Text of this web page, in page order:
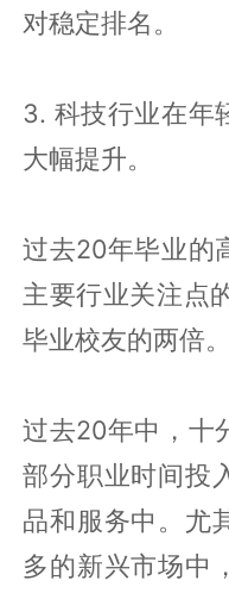
对稳定排名。
3. 科技行业在年
大幅提升。
过去20年毕业的
主要行业关注点
毕业校友的两倍。
过去20年中，十
部分职业时间投
品和服务中。尤
多的新兴市场中